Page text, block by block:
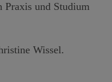
Praxis und Studium
Wissel.